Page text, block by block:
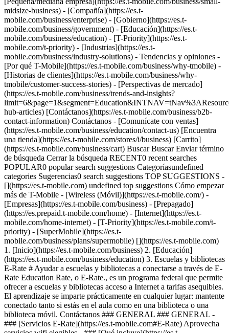
midsize-business) - [Compañía](https://es.t-
mobile.com/business/enterprise) - [Gobierno](https://es.t-
mobile.com/business/government) - [Educación](https://es.t-
mobile.com/business/education) - [T-Priority](https://es.t-
mobile.com/t-priority) - [Industrias](https://es.t-
mobile.com/business/industry-solutions) - Tendencias y opiniones -
[Por qué T-Mobile](https://es.t-mobile.com/business/why-tmobile) -
[Historias de clientes](https://es.t-mobile.com/business/why-
tmobile/customer-success-stories) - [Perspectivas de mercado]
(https://es.t-mobile.com/business/trends-and-insights?
hub-articles) [Contáctanos](https://es.t-mobile.com/business/b2b-
contact-information) Contáctanos - [Comunícate con ventas]
(https://es.t-mobile.com/business/education/contact-us) [Encuentra
una tienda](https://es.t-mobile.com/stores/i/business) [Carrito]
(https://es.t-mobile.com/business/cart) Buscar Buscar Enviar término
de búsqueda Cerrar la búsqueda RECENT0 recent searches
POPULAR0 popular search suggestions Categoríasundefined
categories Sugerencias0 search suggestions TOP SUGGESTIONS -
[](https://es.t-mobile.com) undefined top suggestions Cómo empezar
más de T-Mobile - [Wireless (Móvil)](https://es.t-mobile.com/) -
[Empresas](https://es.t-mobile.com/business) - [Prepagado]
(https://es.prepaid.t-mobile.com/home) - [Internet](https://es.t-
mobile.com/home-internet) - [T-Priority](https://es.t-mobile.com/t-
priority) - [SuperMobile](https://es.t-
mobile.com/business/plans/supermobile) [](https://es.t-mobile.com)
1. [Inicio](https://es.t-mobile.com/business) 2. [Educación]
(https://es.t-mobile.com/business/education) 3. Escuelas y bibliotecas
E-Rate # Ayudar a escuelas y bibliotecas a conectarse a través de E-
Rate Education Rate, o E-Rate., es un programa federal que permite
ofrecer a escuelas y bibliotecas acceso a Internet a tarifas asequibles.
El aprendizaje se imparte prácticamente en cualquier lugar: mantente
conectado tanto si estás en el aula como en una biblioteca o una
biblioteca móvil. Contáctanos ### GENERAL ### GENERAL -
### [Servicios E-Rate](https://es.t-mobile.com#E-Rate) Aprovecha